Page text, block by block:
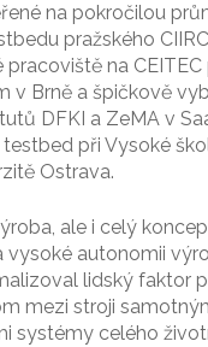
na pokročilou
pražského
pracoviště na
v Brně a špičkově
DFKI a ZeMA v
při Vysoké
Ostrava.
ale i celý
vysoké autonomii
lidský faktor
mezi stroji
systémy celého